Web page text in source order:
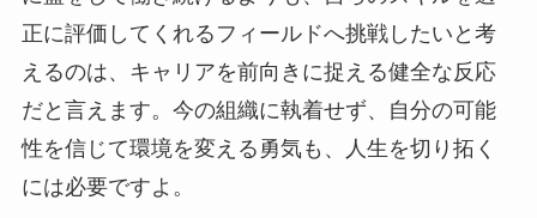
正に評価してくれるフィールドへ挑戦したいと考
えるのは、キャリアを前向きに捉える健全な反応
だと言えます。今の組織に執着せず、自分の可能
性を信じて環境を変える勇気も、人生を切り拓く
には必要ですよ。